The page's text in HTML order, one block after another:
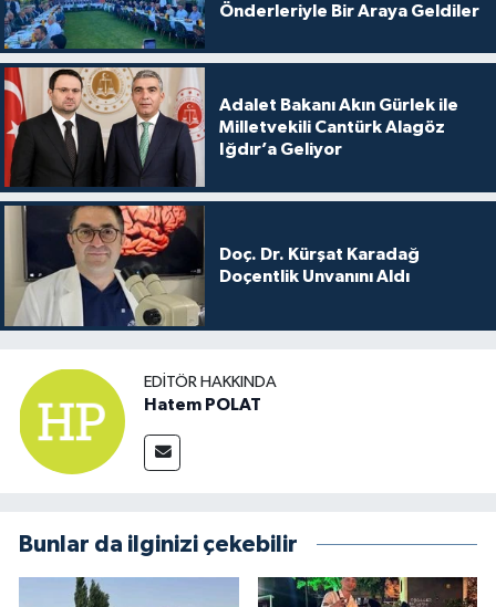
Önderleriyle Bir Araya Geldiler
Adalet Bakanı Akın Gürlek ile
Milletvekili Cantürk Alagöz
Iğdır’a Geliyor
Doç. Dr. Kürşat Karadağ
Doçentlik Unvanını Aldı
EDITÖR HAKKINDA
Hatem POLAT
Bunlar da ilginizi çekebilir